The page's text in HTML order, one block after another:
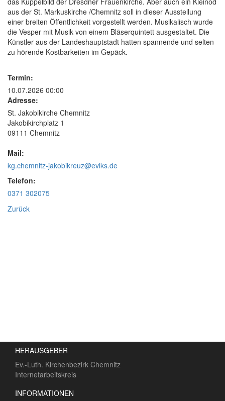
aus der St. Markuskirche /Chemnitz soll in dieser Ausstellung
einer breiten Öffentlichkeit vorgestellt werden. Musikalisch wurde
die Vesper mit Musik von einem Bläserquintett ausgestaltet. Die
Künstler aus der Landeshauptstadt hatten spannende und selten
zu hörende Kostbarkeiten im Gepäck.
Termin:
10.07.2026 00:00
Adresse:
St. Jakobikirche Chemnitz
Jakobikirchplatz 1
09111 Chemnitz
Mail:
kg.chemnitz-jakobikreuz@evlks.de
Telefon:
0371 302075
Zurück
HERAUSGEBER
Ev.-Luth. Kirchenbezirk Chemnitz
Internetarbeitskreis
INFORMATIONEN